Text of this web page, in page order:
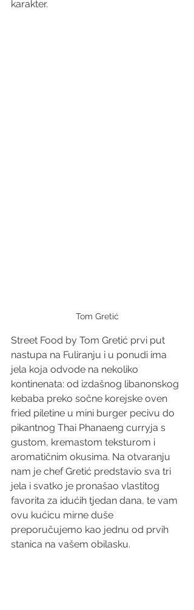
karakter.
Tom Gretić
Street Food by Tom Gretić prvi put
nastupa na Fuliranju i u ponudi ima
jela koja odvode na nekoliko
kontinenata: od izdašnog libanonskog
kebaba preko sočne korejske oven
fried piletine u mini burger pecivu do
pikantnog Thai Phanaeng curryja s
gustom, kremastom teksturom i
aromatičnim okusima. Na otvaranju
nam je chef Gretić predstavio sva tri
jela i svatko je pronašao vlastitog
favorita za idućih tjedan dana, te vam
ovu kućicu mirne duše
preporučujemo kao jednu od prvih
stanica na vašem obilasku.